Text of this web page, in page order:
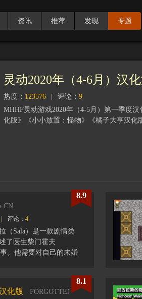
资讯 推荐 发现 专题
灵动2020年（4-6月）汉
热度： 123576 评论： 9
MHHF灵动游戏2020年（4-5月）第一季度
化版》《小小放置：怪物》《橘子大亨汉化
CN
评论： 4
（Sala）是一款剧情类
了医生柴门霍夫
事。他需要对自己的未婚
将他和自己的爱人相隔
的交通工具是一艘小型
在一个遥远的岛屿时，
8.9
化版 FORGOTTEN HILL：TALECN
8.1